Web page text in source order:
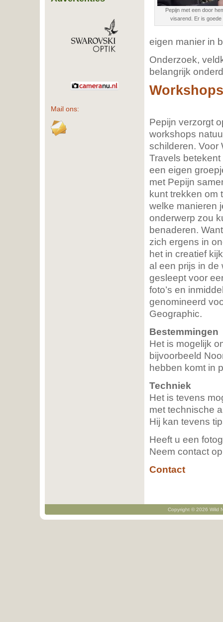
Mail ons:
Pepijn met een door
visarend. Er is
eigen manier in
Onderzoek,
belangrijk
Pepijn verzorgt
workshops
schilderen. Voor
Travels
een eigen
met Pepijn
kunt trekken om
welke manieren
onderwerp zou
benaderen.
zich ergens in
het in creatief
al een prijs in de
gesleept voor
foto’s en
genomineerd
Geographic.
Bestemmingen
Het is mogelijk
bijvoorbeeld
hebben komt in
Techniek
Het is tevens
met technische
Hij kan tevens
Heeft u een
Neem contact
Contact
Copyright © 2026 Wild